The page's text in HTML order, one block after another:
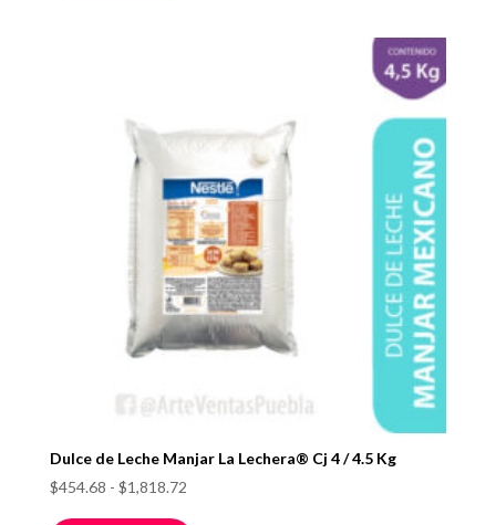
Dulce de Leche Manjar La Lechera® Cj 4 / 4.5 Kg
$454.68 - $1,818.72Rango